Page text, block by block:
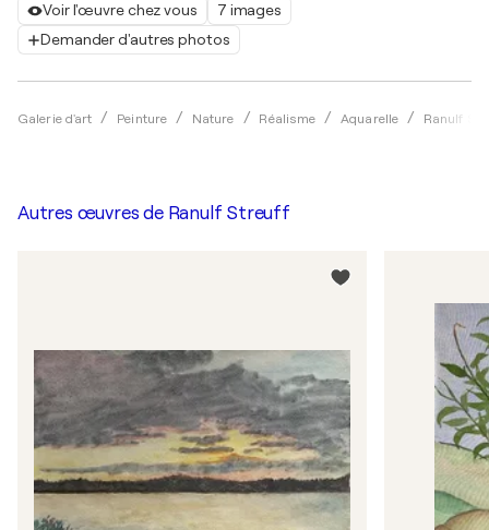
Voir l'œuvre chez vous
7 images
Demander d'autres photos
Galerie d'art Peinture Nature Réalisme Aquarelle Ranulf
Autres œuvres de Ranulf Streuff